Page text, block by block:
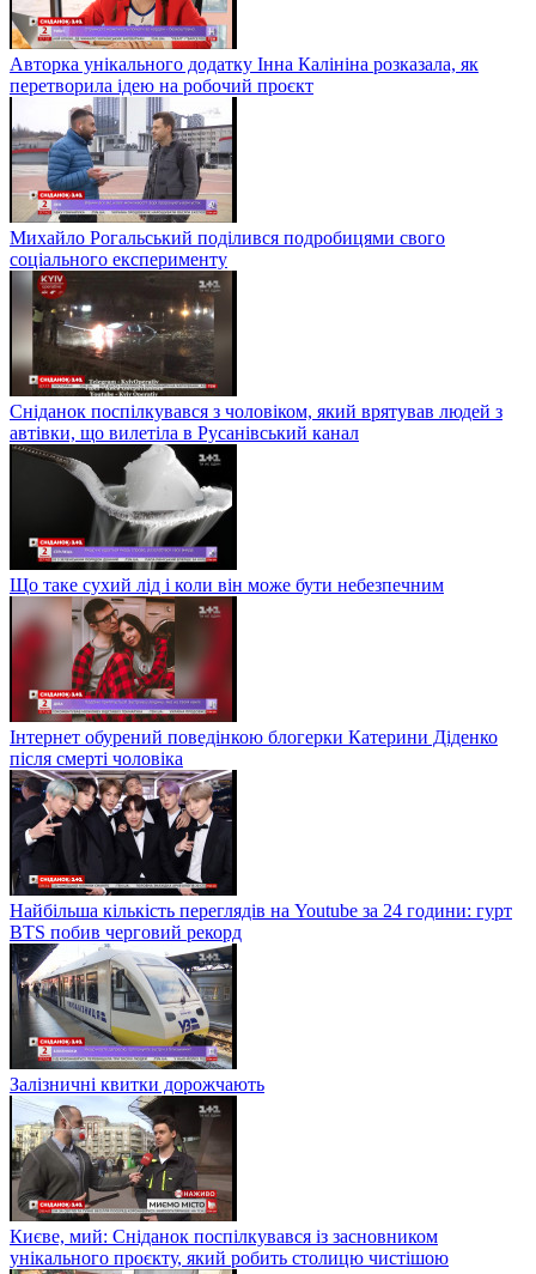
Авторка унікального додатку Інна Калініна розказала, як
перетворила ідею на робочий проєкт
Михайло Рогальський поділився подробицями свого
соціального експерименту
Сніданок поспілкувався з чоловіком, який врятував людей з
автівки, що вилетіла в Русанівський канал
Що таке сухий лід і коли він може бути небезпечним
Інтернет обурений поведінкою блогерки Катерини Діденко
після смерті чоловіка
Найбільша кількість переглядів на Youtube за 24 години: гурт
BTS побив черговий рекорд
Залізничні квитки дорожчають
Києве, мий: Сніданок поспілкувався із засновником
унікального проєкту, який робить столицю чистішою